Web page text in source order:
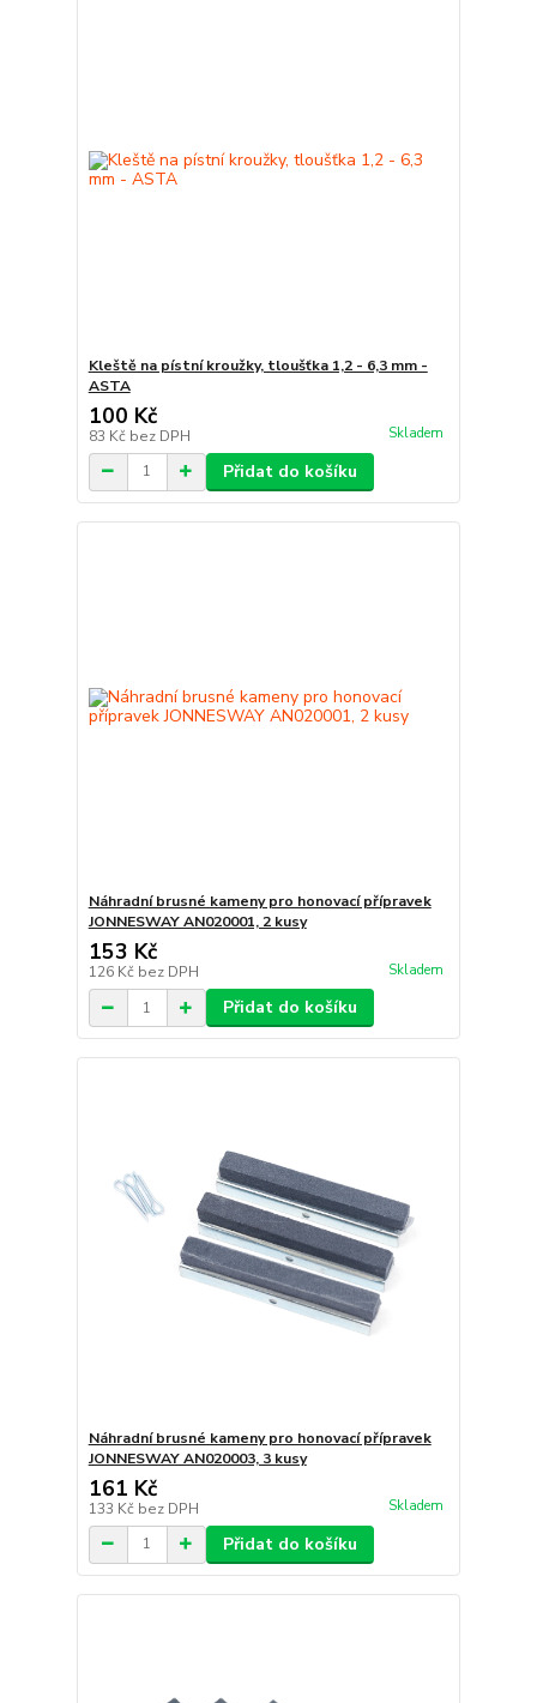
Kleště na pístní kroužky, tloušťka 1,2 - 6,3 mm -
ASTA
100 Kč
83 Kč bez DPH Skladem
Přidat do košíku
Náhradní brusné kameny pro honovací přípravek
JONNESWAY AN020001, 2 kusy
153 Kč
126 Kč bez DPH Skladem
Přidat do košíku
Náhradní brusné kameny pro honovací přípravek
JONNESWAY AN020003, 3 kusy
161 Kč
133 Kč bez DPH Skladem
Přidat do košíku